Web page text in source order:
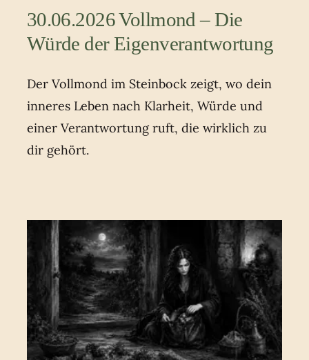
30.06.2026 Vollmond – Die
Würde der Eigenverantwortung
Der Vollmond im Steinbock zeigt, wo dein
inneres Leben nach Klarheit, Würde und
einer Verantwortung ruft, die wirklich zu
dir gehört.